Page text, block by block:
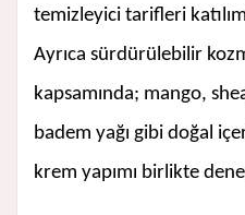
temizleyici tarifleri
Ayrıca sürdürülebilir
kapsamında; mango,
badem yağı gibi doğal
krem yapımı birlikte